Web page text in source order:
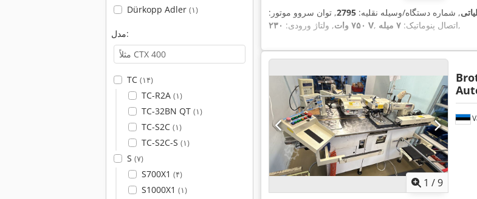
Dürkopp Adler (۱)
مدل:
TC (۱۴)
TC-R2A (۱)
TC-32BN QT (۱)
TC-S2C (۱)
TC-S2C-S (۱)
S (۷)
S700X1 (۴)
S1000X1 (۱)
, شماره دستگاه/وسیله نقلیه: 2795, توان سروو موتور:
۷۵۰ وات
, ولتاژ ورودی: ۲۳۰ V , اتصال پنوماتیک: ۷ میله ,
1 /9